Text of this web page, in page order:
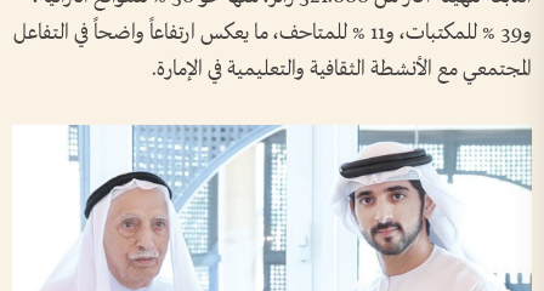
و39 % للمكتبات، و11 % للمتاحف، ما يعكس ارتفاعاً واضحاً في التفاعل
المجتمعي مع الأنشطة الثقافية والتعليمية في الإمارة.